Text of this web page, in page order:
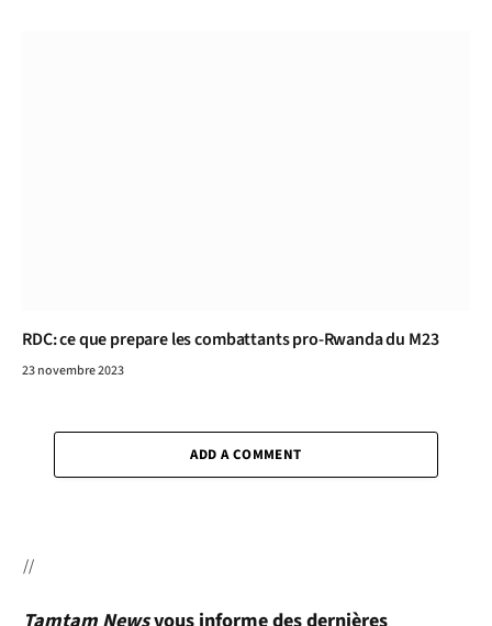
RDC: ce que prepare les combattants pro-Rwanda du M23
23 novembre 2023
ADD A COMMENT
//